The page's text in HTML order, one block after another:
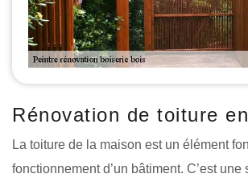
Rénovation de toiture
La toiture de la maison est un élément
fonctionnement d’un bâtiment. C’est une